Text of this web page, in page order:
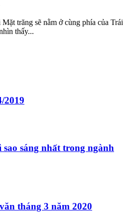
trăng sẽ nằm ở cùng phía của Trái
thấy...
2019
sáng nhất trong ngành
tháng 3 năm 2020